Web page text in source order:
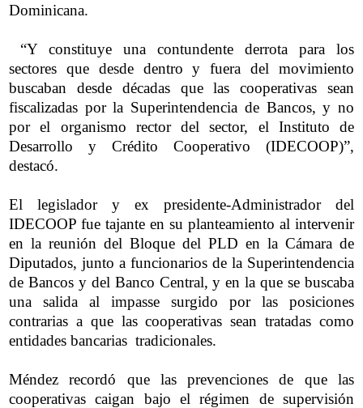
Dominicana.
“Y constituye una contundente derrota para los
sectores que desde dentro y fuera del movimiento
buscaban desde décadas que las cooperativas sean
fiscalizadas por la Superintendencia de Bancos, y no
por el organismo rector del sector, el Instituto de
Desarrollo y Crédito Cooperativo (IDECOOP)”,
destacó.
El legislador y ex presidente-Administrador del
IDECOOP fue tajante en su planteamiento al intervenir
en la reunión del Bloque del PLD en la Cámara de
Diputados, junto a funcionarios de la Superintendencia
de Bancos y del Banco Central, y en la que se buscaba
una salida al impasse surgido por las posiciones
contrarias a que las cooperativas sean tratadas como
entidades bancarias tradicionales.
Méndez recordó que las prevenciones de que las
cooperativas caigan bajo el régimen de supervisión